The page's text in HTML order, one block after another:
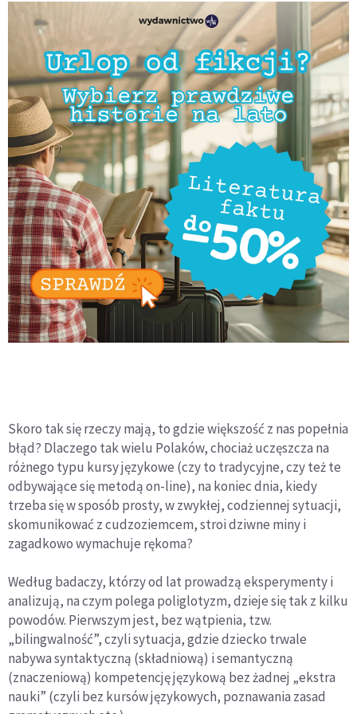
Skoro tak się rzeczy mają, to gdzie większość z nas popełnia
błąd? Dlaczego tak wielu Polaków, chociaż uczęszcza na
różnego typu kursy językowe (czy to tradycyjne, czy też te
odbywające się metodą on-line), na koniec dnia, kiedy
trzeba się w sposób prosty, w zwykłej, codziennej sytuacji,
skomunikować z cudzoziemcem, stroi dziwne miny i
zagadkowo wymachuje rękoma?
Według badaczy, którzy od lat prowadzą eksperymenty i
analizują, na czym polega poliglotyzm, dzieje się tak z kilku
powodów. Pierwszym jest, bez wątpienia, tzw.
„bilingwalność”, czyli sytuacja, gdzie dziecko trwale
nabywa syntaktyczną (składniową) i semantyczną
(znaczeniową) kompetencję językową bez żadnej „ekstra
nauki” (czyli bez kursów językowych, poznawania zasad